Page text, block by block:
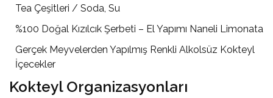
Tea Çeşitleri / Soda, Su
%100 Doğal Kızılcık Şerbeti – El Yapımı Naneli Limonata
Gerçek Meyvelerden Yapılmış Renkli Alkolsüz Kokteyl
İçecekler
Kokteyl Organizasyonları